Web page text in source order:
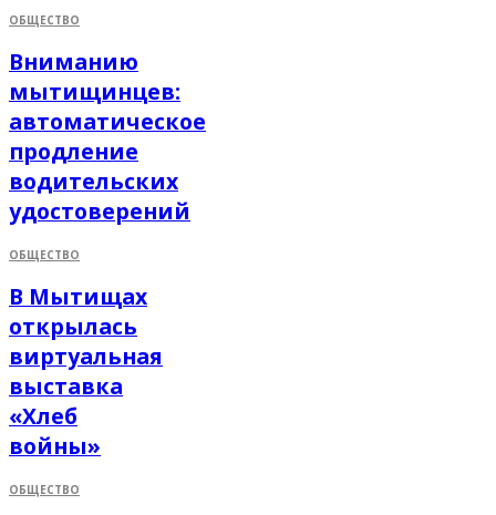
ОБЩЕСТВО
Вниманию
мытищинцев:
автоматическое
продление
водительских
удостоверений
ОБЩЕСТВО
В Мытищах
открылась
виртуальная
выставка
«Хлеб
войны»
ОБЩЕСТВО